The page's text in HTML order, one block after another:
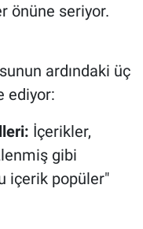
önüne seriyor.
ardındaki üç
ediyor:
İçerikler,
gibi
içerik popüler"